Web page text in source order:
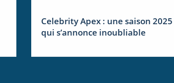
Celebrity Apex : une saison 2025
qui s’annonce inoubliable